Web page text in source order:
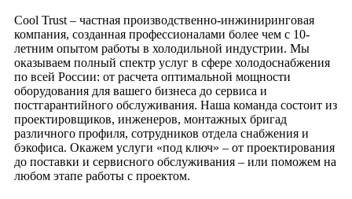
Cool Trust – частная производственно-инжиниринговая
компания, созданная профессионалами более чем с 10-
летним опытом работы в холодильной индустрии. Мы
оказываем полный спектр услуг в сфере холодоснабжения
по всей России: от расчета оптимальной мощности
оборудования для вашего бизнеса до сервиса и
постгарантийного обслуживания. Наша команда состоит из
проектировщиков, инженеров, монтажных бригад
различного профиля, сотрудников отдела снабжения и
бэкофиса. Окажем услуги «под ключ» – от проектирования
до поставки и сервисного обслуживания – или поможем на
любом этапе работы с проектом.